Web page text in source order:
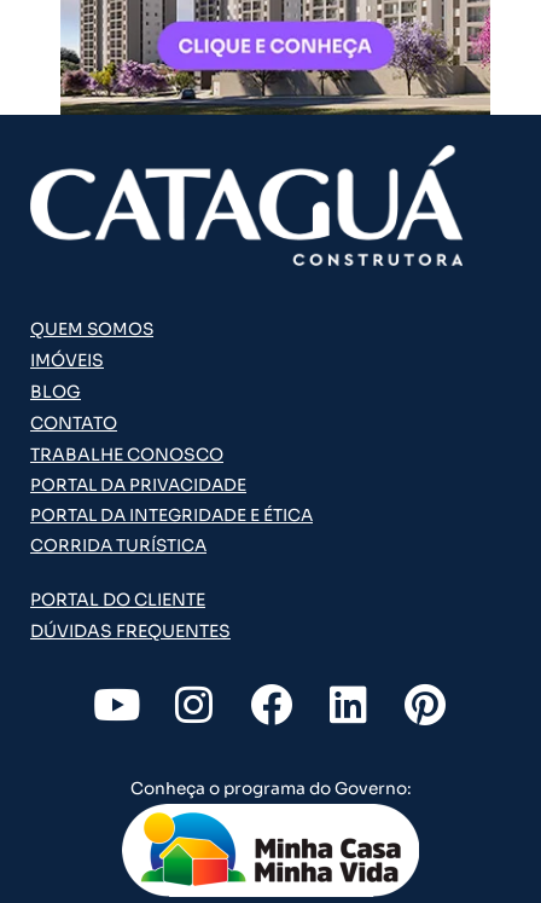
QUEM SOMOS
IMÓVEIS
BLOG
CONTATO
TRABALHE CONOSCO
PORTAL DA PRIVACIDADE
PORTAL DA INTEGRIDADE E ÉTICA
CORRIDA TURÍSTICA
PORTAL DO CLIENTE
DÚVIDAS FREQUENTES
Y
o
u
t
u
I
n
s
t
a
F
a
c
e
b
L
i
n
k
e
P
i
Conheça o programa do Governo: